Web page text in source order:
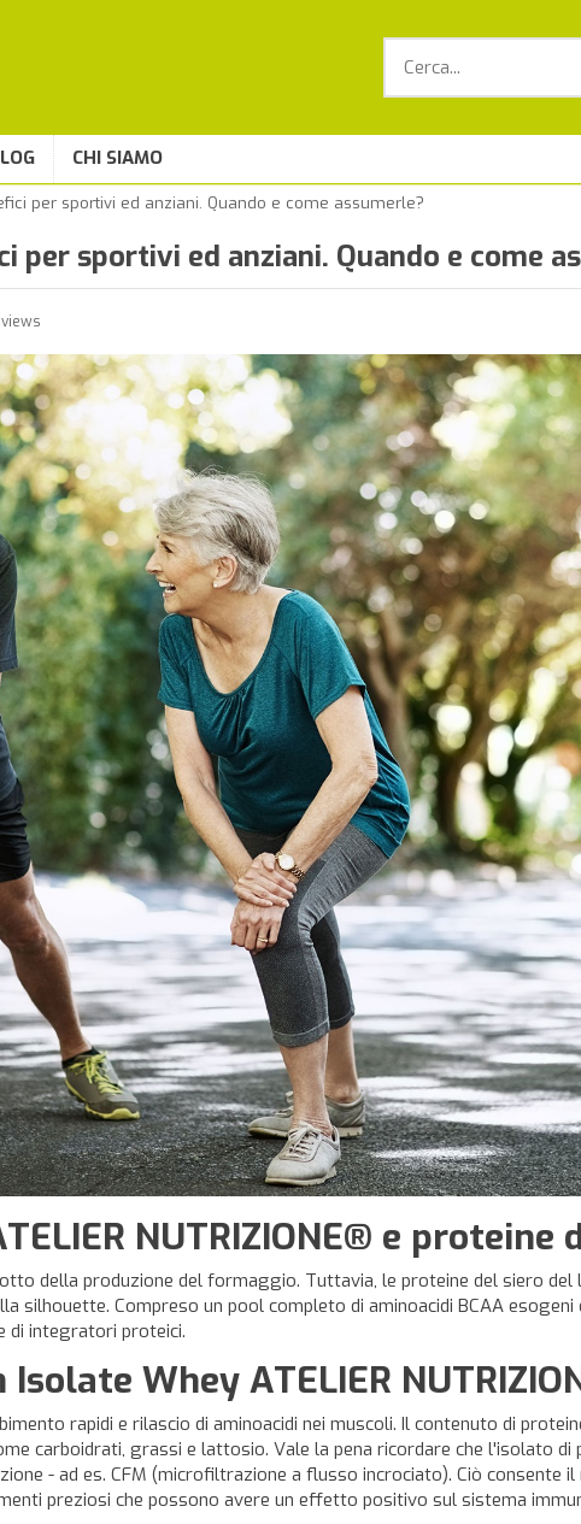
CHI SIAMO
per sportivi ed anziani. Quando e come assumerle?
per sportivi ed anziani. Quando e come
NUTRIZIONE® e proteine
della produzione del formaggio. Tuttavia, le proteine del siero del
silhouette. Compreso un pool completo di aminoacidi BCAA
di integratori proteici.
Isolate WheyATELIER
rapidi e rilascio di aminoacidi nei muscoli. Il contenuto di
carboidrati, grassi e lattosio. Vale la pena ricordare che l'isolato
- ad es. CFM (microfiltrazione a flusso incrociato). Ciò consente
preziosi che possono avere un effetto positivo sul sistema